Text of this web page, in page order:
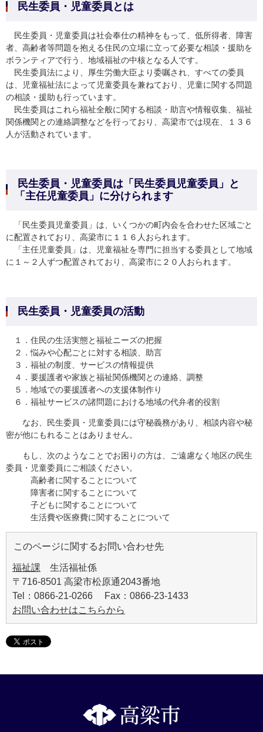
民生委員・児童委員とは
民生委員・児童委員は社会奉仕の精神をもって、低所得者、障害
者、高齢者等問題を抱える住民の立場に立って必要な相談・援助を
ボランティアで行う、地域福祉の中核となる人です。
民生委員法により、厚生労働大臣より委嘱され、すべての委員
は、児童福祉法によって児童委員を兼ねており、児童に関する問題
の相談・援助も行っています。
民生委員はこれら福祉全般に関する相談・助言や情報収集、福祉
関係機関との連絡調整などを行っており、高梁市では現在、１３６
人が活動されています。
民生委員・児童委員は「民生委員児童委員」と
「主任児童委員」に分けられます
「民生委員児童委員」は、いくつかの町内会を合わせた区域ごと
に配置されており、高梁市に１１６人おられます。
「主任児童委員」は、児童福祉を専門に担当する委員として地域
に１～２人ずつ配置されており、高梁市に２０人おられます。
民生委員・児童委員の活動
１．住民の生活実態と福祉ニーズの把握
２．悩みや心配ごとに対する相談、助言
３．福祉の制度、サービスの情報提供
４．要援護者や家族と福祉関係機関との連絡、調整
５．地域での要援護者への支援体制作り
６．福祉サービスの諸問題における地域の代弁者的役割
なお、民生委員・児童委員には守秘義務があり、相談内容や秘
密が他にもれることはありません。
もし、次のようなことでお困りの方は、ご遠慮なく地区の民生
委員・児童委員にご相談ください。
高齢者に関することについて
障害者に関することについて
子どもに関することについて
生活費や医療費に関することについて
このページに関するお問い合わせ先
福祉課 生活福祉係
〒716-8501 高梁市松原通2043番地
Tel：0866-21-0266 Fax：0866-23-1433
お問い合わせはこちらから